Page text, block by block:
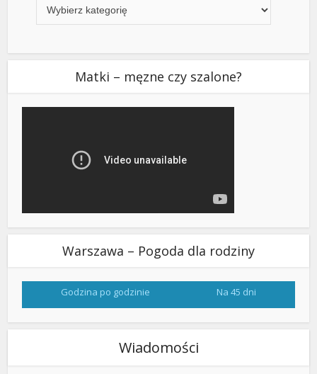
Matki – męzne czy szalone?
Warszawa – Pogoda dla rodziny
Godzina po godzinie Na 45 dni
Wiadomości